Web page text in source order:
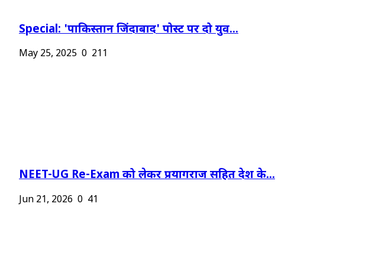
Special: 'पाकिस्तान जिंदाबाद' पोस्ट पर दो युव...
May 25, 2025 0 211
NEET-UG Re-Exam को लेकर प्रयागराज सहित देश के...
Jun 21, 2026 0 41